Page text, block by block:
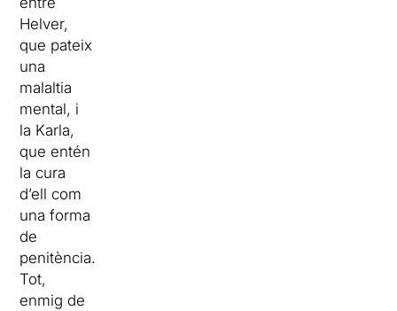
Helver,
que pateix
una
malaltia
mental, i
la Karla,
que entén
la cura
d’ell com
una forma
de
penitència.
Tot,
enmig de